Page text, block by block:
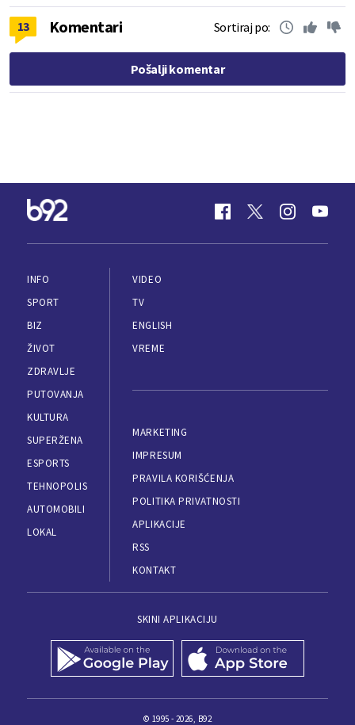
13 Komentari Sortiraj po:
Pošalji komentar
INFO
SPORT
BIZ
ŽIVOT
ZDRAVLJE
PUTOVANJA
KULTURA
SUPERŽENA
ESPORTS
TEHNOPOLIS
AUTOMOBILI
LOKAL
VIDEO
TV
ENGLISH
VREME
MARKETING
IMPRESUM
PRAVILA KORIŠĆENJA
POLITIKA PRIVATNOSTI
APLIKACIJE
RSS
KONTAKT
SKINI APLIKACIJU
© 1995 - 2026, B92